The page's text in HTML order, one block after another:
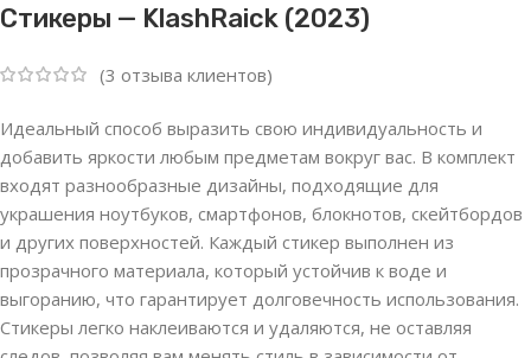
Стикеры — KlashRaick (2023)
(3 отзыва клиентов)
Идеальный способ выразить свою индивидуальность и
добавить яркости любым предметам вокруг вас. В комплект
входят разнообразные дизайны, подходящие для
украшения ноутбуков, смартфонов, блокнотов, скейтбордов
и других поверхностей. Каждый стикер выполнен из
прозрачного материала, который устойчив к воде и
выгоранию, что гарантирует долговечность использования.
Стикеры легко наклеиваются и удаляются, не оставляя